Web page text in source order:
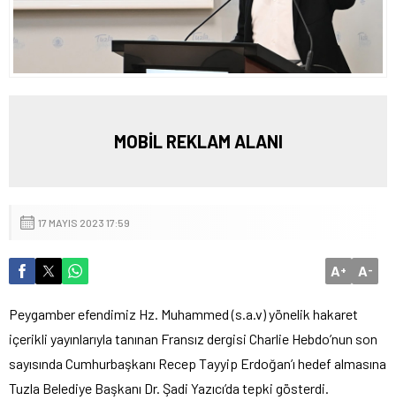
MOBİL REKLAM ALANI
17 MAYIS 2023 17:59
A+ A-
Peygamber efendimiz Hz. Muhammed (s.a.v) yönelik hakaret
içerikli yayınlarıyla tanınan Fransız dergisi Charlie Hebdo’nun son
sayısında Cumhurbaşkanı Recep Tayyip Erdoğan’ı hedef almasına
Tuzla Belediye Başkanı Dr. Şadi Yazıcı’da tepki gösterdi.